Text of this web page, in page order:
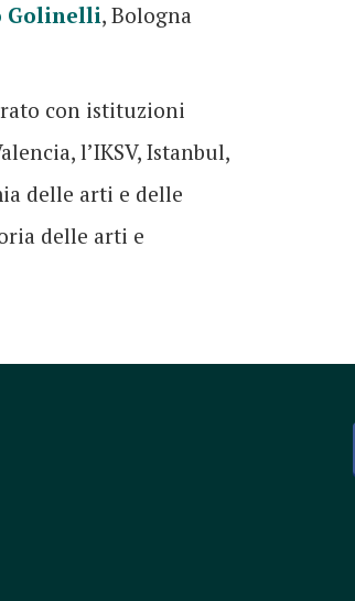
Golinelli, Bologna
con istituzioni
l’IKSV, Istanbul,
delle arti e delle
delle arti e